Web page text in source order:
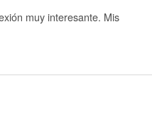
muy interesante. Mis